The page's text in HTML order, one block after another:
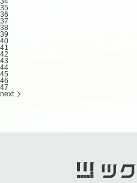
35
36
37
38
39
40
41
42
43
44
45
46
47
next